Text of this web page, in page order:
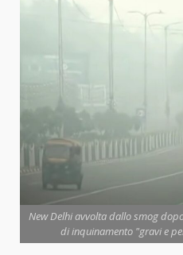
New Delhi avvolta dallo smog
di inquinamento "gravi e